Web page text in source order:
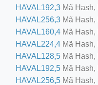
HAVAL192,3 Mã Hash,
HAVAL256,3 Mã Hash,
HAVAL160,4 Mã Hash,
HAVAL224,4 Mã Hash,
HAVAL128,5 Mã Hash,
HAVAL192,5 Mã Hash,
HAVAL256,5 Mã Hash,